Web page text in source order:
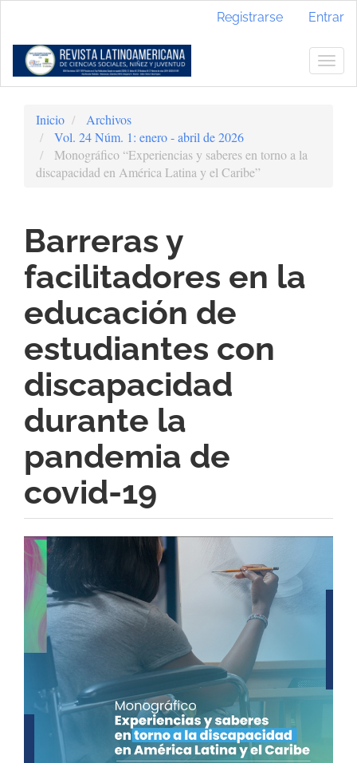
Contenido
principal
Barra
Registrarse Entrar
Inicio
Archivos
Vol. 24 Núm. 1: enero - abril de 2026
Monográfico “Experiencias y saberes en torno a la
discapacidad en América Latina y el Caribe”
Barreras y
facilitadores en la
educación de
estudiantes con
discapacidad
durante la
pandemia de
covid-19
Barra
lateral
del
artículo